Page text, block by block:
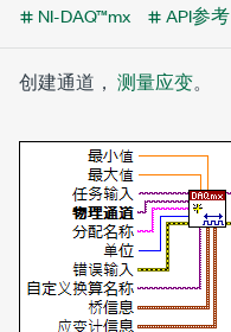
NI-DAQ™mx
API参考
创建通道， 测量应变。